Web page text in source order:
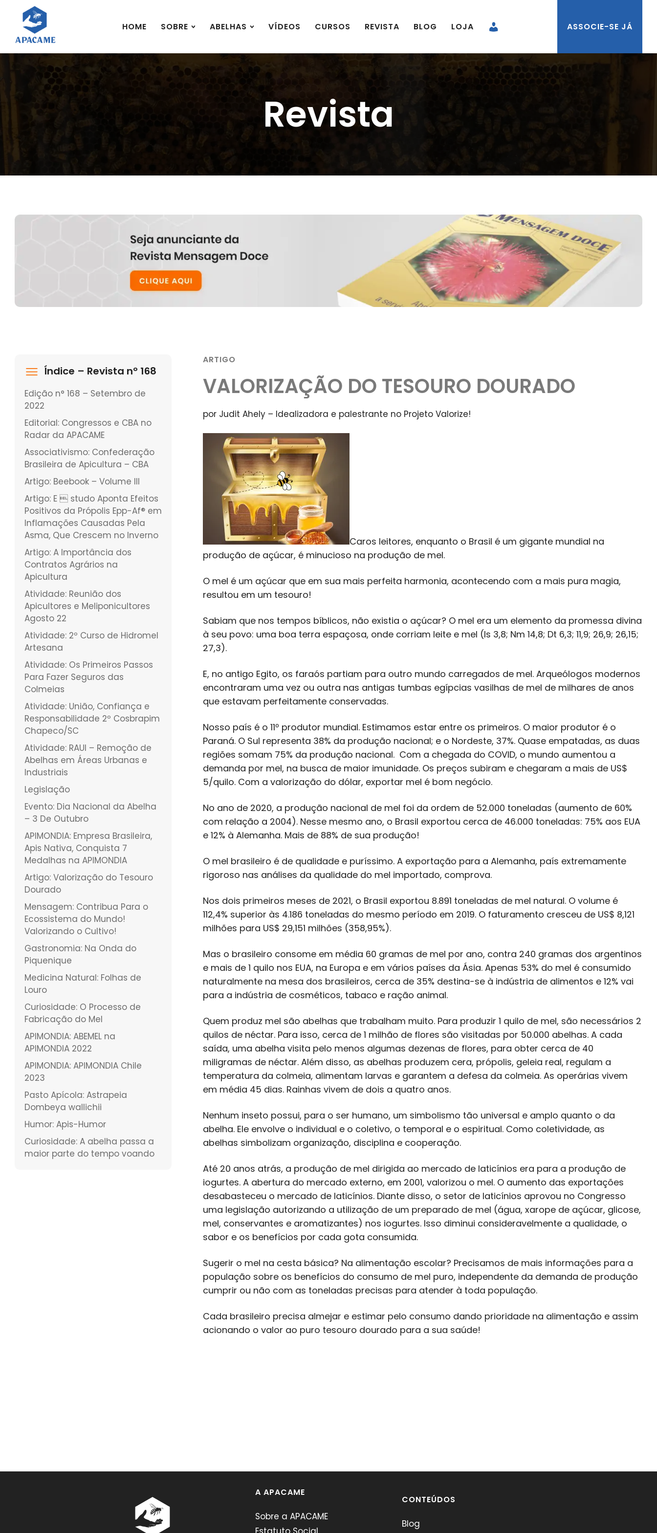
HOME SOBRE ABELHAS VÍDEOS CURSOS REVISTA BLOG LOJA ASSOCIE-SE JÁ
Revista
Índice – Revista nº 168
Edição n° 168 – Setembro de
2022
Editorial: Congressos e CBA no
Radar da APACAME
Associativismo: Confederação
Brasileira de Apicultura – CBA
Artigo: Beebook – Volume III
Artigo: E  studo Aponta Efeitos
Positivos da Própolis Epp-Af® em
Inflamações Causadas Pela
Asma, Que Crescem no Inverno
Artigo: A Importância dos
Contratos Agrários na
Apicultura
Atividade: Reunião dos
Apicultores e Meliponicultores
Agosto 22
Atividade: 2º Curso de Hidromel
Artesana
Atividade: Os Primeiros Passos
Para Fazer Seguros das
Colmeias
Atividade: União, Confiança e
Responsabilidade 2º Cosbrapim
Chapeco/SC
Atividade: RAUI – Remoção de
Abelhas em Áreas Urbanas e
Industriais
Legislação
Evento: Dia Nacional da Abelha
– 3 De Outubro
APIMONDIA: Empresa Brasileira,
Apis Nativa, Conquista 7
Medalhas na APIMONDIA
Artigo: Valorização do Tesouro
Dourado
Mensagem: Contribua Para o
Ecossistema do Mundo!
Valorizando o Cultivo!
Gastronomia: Na Onda do
Piquenique
Medicina Natural: Folhas de
Louro
Curiosidade: O Processo de
Fabricação do Mel
APIMONDIA: ABEMEL na
APIMONDIA 2022
APIMONDIA: APIMONDIA Chile
2023
Pasto Apícola: Astrapeia
Dombeya wallichii
Humor: Apis-Humor
Curiosidade: A abelha passa a
maior parte do tempo voando
ARTIGO
VALORIZAÇÃO DO TESOURO DOURADO
por Judit Ahely – Idealizadora e palestrante no Projeto Valorize!
Caros leitores, enquanto o Brasil é um gigante mundial na
produção de açúcar, é minucioso na produção de mel.
O mel é um açúcar que em sua mais perfeita harmonia, acontecendo com a mais pura magia,
resultou em um tesouro!
Sabiam que nos tempos bíblicos, não existia o açúcar? O mel era um elemento da promessa divina
à seu povo: uma boa terra espaçosa, onde corriam leite e mel (Is 3,8; Nm 14,8; Dt 6,3; 11,9; 26,9; 26,15;
27,3).
E, no antigo Egito, os faraós partiam para outro mundo carregados de mel. Arqueólogos modernos
encontraram uma vez ou outra nas antigas tumbas egípcias vasilhas de mel de milhares de anos
que estavam perfeitamente conservadas.
Nosso país é o 11º produtor mundial. Estimamos estar entre os primeiros. O maior produtor é o
Paraná. O Sul representa 38% da produção nacional; e o Nordeste, 37%. Quase empatadas, as duas
regiões somam 75% da produção nacional. Com a chegada do COVID, o mundo aumentou a
demanda por mel, na busca de maior imunidade. Os preços subiram e chegaram a mais de US$
5/quilo. Com a valorização do dólar, exportar mel é bom negócio.
No ano de 2020, a produção nacional de mel foi da ordem de 52.000 toneladas (aumento de 60%
com relação a 2004). Nesse mesmo ano, o Brasil exportou cerca de 46.000 toneladas: 75% aos EUA
e 12% à Alemanha. Mais de 88% de sua produção!
O mel brasileiro é de qualidade e puríssimo. A exportação para a Alemanha, país extremamente
rigoroso nas análises da qualidade do mel importado, comprova.
Nos dois primeiros meses de 2021, o Brasil exportou 8.891 toneladas de mel natural. O volume é
112,4% superior às 4.186 toneladas do mesmo período em 2019. O faturamento cresceu de US$ 8,121
milhões para US$ 29,151 milhões (358,95%).
Mas o brasileiro consome em média 60 gramas de mel por ano, contra 240 gramas dos argentinos
e mais de 1 quilo nos EUA, na Europa e em vários países da Ásia. Apenas 53% do mel é consumido
naturalmente na mesa dos brasileiros, cerca de 35% destina-se à indústria de alimentos e 12% vai
para a indústria de cosméticos, tabaco e ração animal.
Quem produz mel são abelhas que trabalham muito. Para produzir 1 quilo de mel, são necessários 2
quilos de néctar. Para isso, cerca de 1 milhão de flores são visitadas por 50.000 abelhas. A cada
saída, uma abelha visita pelo menos algumas dezenas de flores, para obter cerca de 40
miligramas de néctar. Além disso, as abelhas produzem cera, própolis, geleia real, regulam a
temperatura da colmeia, alimentam larvas e garantem a defesa da colmeia. As operárias vivem
em média 45 dias. Rainhas vivem de dois a quatro anos.
Nenhum inseto possui, para o ser humano, um simbolismo tão universal e amplo quanto o da
abelha. Ele envolve o individual e o coletivo, o temporal e o espiritual. Como coletividade, as
abelhas simbolizam organização, disciplina e cooperação.
Até 20 anos atrás, a produção de mel dirigida ao mercado de laticínios era para a produção de
iogurtes. A abertura do mercado externo, em 2001, valorizou o mel. O aumento das exportações
desabasteceu o mercado de laticínios. Diante disso, o setor de laticínios aprovou no Congresso
uma legislação autorizando a utilização de um preparado de mel (água, xarope de açúcar, glicose,
mel, conservantes e aromatizantes) nos iogurtes. Isso diminui consideravelmente a qualidade, o
sabor e os benefícios por cada gota consumida.
Sugerir o mel na cesta básica? Na alimentação escolar? Precisamos de mais informações para a
população sobre os benefícios do consumo de mel puro, independente da demanda de produção
cumprir ou não com as toneladas precisas para atender à toda população.
Cada brasileiro precisa almejar e estimar pelo consumo dando prioridade na alimentação e assim
acionando o valor ao puro tesouro dourado para a sua saúde!
A APACAME
Sobre a APACAME
CONTEÚDOS
Blog